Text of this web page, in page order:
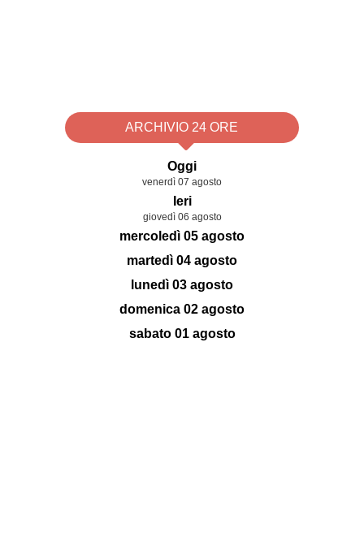
ARCHIVIO 24 ORE
Oggi
venerdì 07 agosto
Ieri
giovedì 06 agosto
mercoledì 05 agosto
martedì 04 agosto
lunedì 03 agosto
domenica 02 agosto
sabato 01 agosto